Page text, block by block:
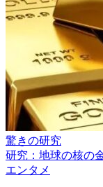
驚きの研究
研究：地球の核の
エンタメ